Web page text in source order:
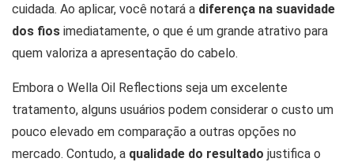
cuidada. Ao aplicar, você notará a diferença na suavidade
dos fios imediatamente, o que é um grande atrativo para
quem valoriza a apresentação do cabelo.
Embora o Wella Oil Reflections seja um excelente
tratamento, alguns usuários podem considerar o custo um
pouco elevado em comparação a outras opções no
mercado. Contudo, a qualidade do resultado justifica o